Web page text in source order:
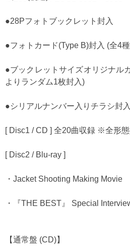
●28Pフォトブックレット封入
●フォトカード(Type B)封入 (全4
●ブックレットサイズオリジナル
よりランダム1枚封入)
●シリアルナンバー入りチラシ封入
[ Disc1 / CD ] 全20曲収録 ※全形
[ Disc2 / Blu-ray ]
・Jacket Shooting Making Movie
・『THE BEST』 Special
【通常盤 (CD)】